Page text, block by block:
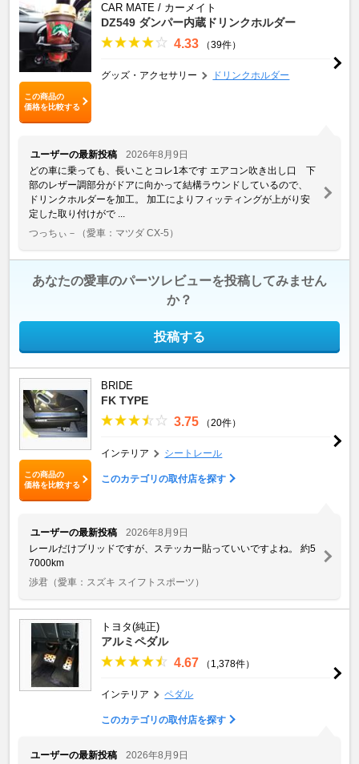
この商品の
価格を比較する
CAR MATE / カーメイト
DZ549 ダンパー内蔵ドリンクホルダー
4.33 （39件）
グッズ・アクセサリー ドリンクホルダー
ユーザーの最新投稿
2026年8月9日
どの車に乗っても、長いことコレ1本です エアコン吹き出し口 下
部のレザー調部分がドアに向かって結構ラウンドしているので、
ドリンクホルダーを加工。 加工によりフィッティングが上がり安
定した取り付けがで ...
つっちぃ－
（愛車：マツダ CX-5）
あなたの愛車のパーツレビューを投稿してみません
か？
投稿する
この商品の
価格を比較する
BRIDE
FK TYPE
3.75 （20件）
インテリア シートレール
このカテゴリの取付店を探す
ユーザーの最新投稿
2026年8月9日
レールだけブリッドですが、ステッカー貼っていいですよね。 約5
7000km
渉君 （愛車：スズキ スイフトスポーツ）
トヨタ(純正)
アルミペダル
4.67 （1,378件）
インテリア ペダル
このカテゴリの取付店を探す
ユーザーの最新投稿
2026年8月9日